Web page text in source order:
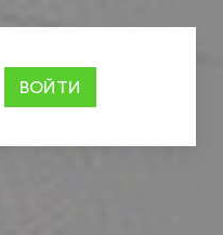
ВОЙТИ